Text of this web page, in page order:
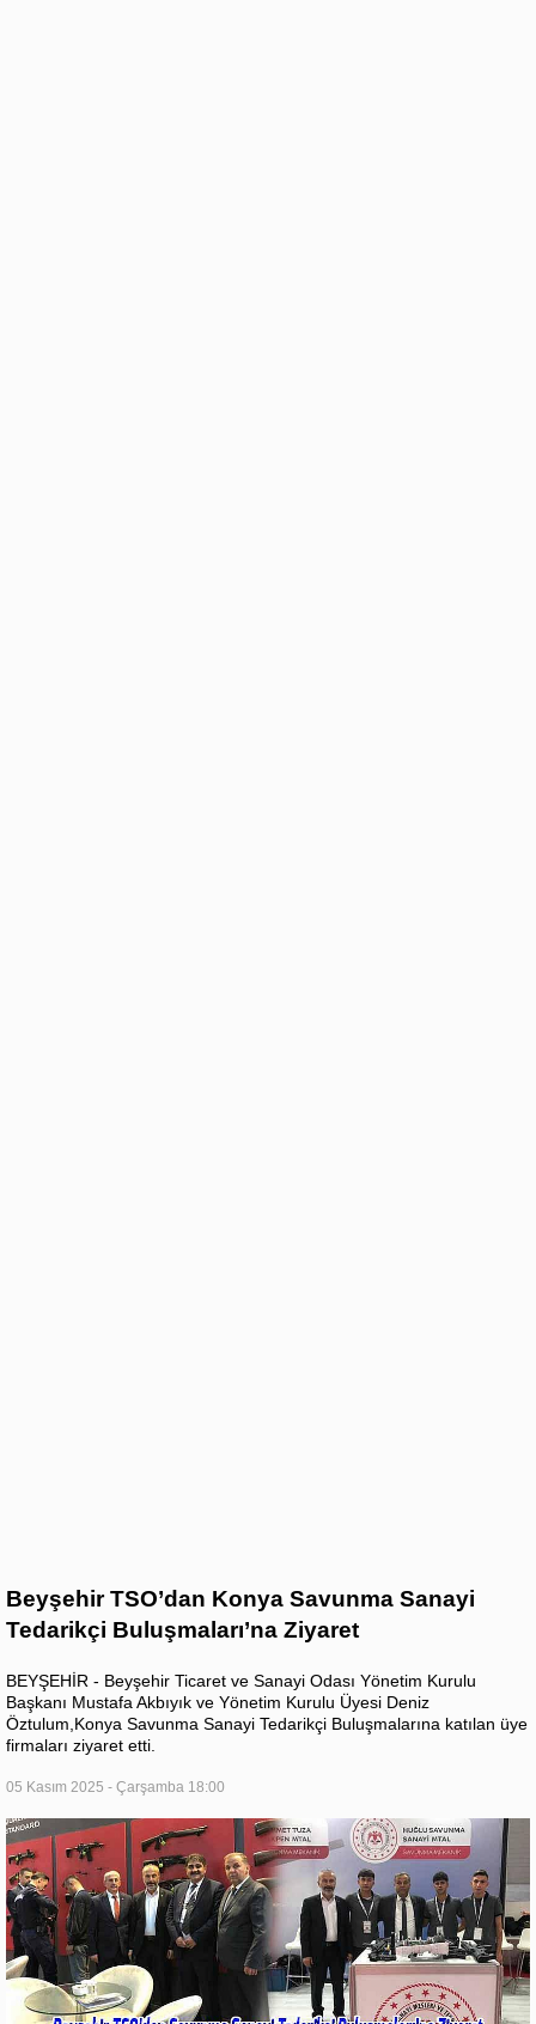
Beyşehir TSO’dan Konya Savunma Sanayi
Tedarikçi Buluşmaları’na Ziyaret
BEYŞEHİR - Beyşehir Ticaret ve Sanayi Odası Yönetim Kurulu
Başkanı Mustafa Akbıyık ve Yönetim Kurulu Üyesi Deniz
Öztulum,Konya Savunma Sanayi Tedarikçi Buluşmalarına katılan üye
firmaları ziyaret etti.
05 Kasım 2025 - Çarşamba 18:00